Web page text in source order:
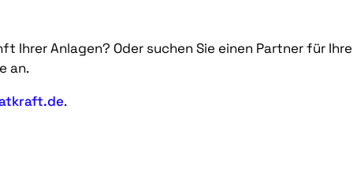
Ihrer Anlagen? Oder suchen Sie einen Partner für Ihre
an.
.